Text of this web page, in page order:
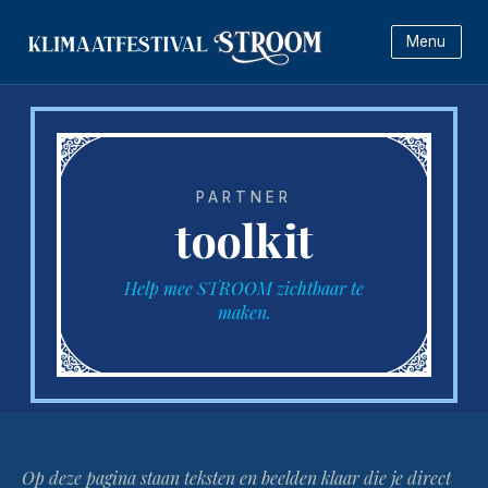
Menu
PARTNER
toolkit
Help mee STROOM zichtbaar te
maken.
Op deze pagina staan teksten en beelden klaar die je direct